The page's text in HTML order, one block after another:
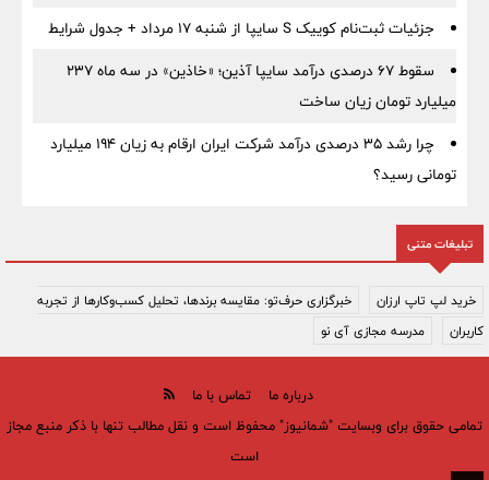
جزئیات ثبت‌نام کوییک S سایپا از شنبه ۱۷ مرداد + جدول شرایط
سقوط ۶۷ درصدی درآمد سایپا آذین؛ «خاذین» در سه ماه ۲۳۷
میلیارد تومان زیان ساخت
چرا رشد ۳۵ درصدی درآمد شرکت ایران ارقام به زیان ۱۹۴ میلیارد
تومانی رسید؟
تبلیغات متنی
خرید لپ تاپ ارزان
خبرگزاری حرف‌تو: مقایسه برندها، تحلیل کسب‌وکارها از تجربه
کاربران
مدرسه مجازی آی نو
درباره ما
تماس با ما
تمامی حقوق برای وبسایت "شمانیوز" محفوظ است و نقل مطالب تنها با ذکر منبع مجاز
است